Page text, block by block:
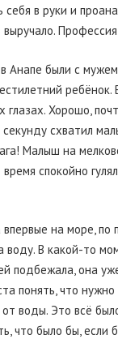
себя в руки и
Профессия
Анапе были с
ребёнок.
глазах. Хорошо,
секунду схватил
Малыш на
спокойно
на море, по
воду. В какой-то
подбежала, она
понять, что
воды. Это всё
что было бы, если